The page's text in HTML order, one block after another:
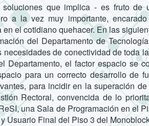
que implica - es fruto de
a la vez muy importante,
en el cotidiano quehacer. En las
del Departamento de
necesidades de conectividad de toda
Departamento, el factor espacio se
para un correcto desarrollo de
para incidir en la superación
Rectoral, convencida de lo
una Sala de Programación en el
Usuario Final del Piso 3 del